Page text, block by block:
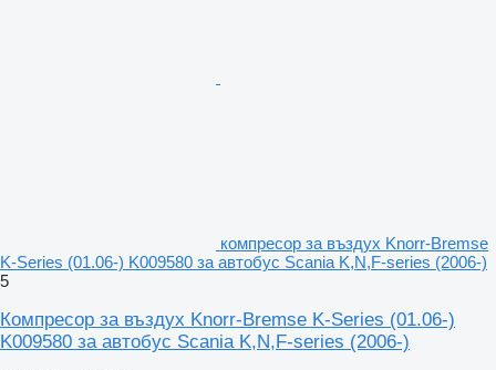
компресор за въздух Knorr-Bremse
K-Series (01.06-) K009580 за автобус Scania K,N,F-series (2006-)
5
Компресор за въздух Knorr-Bremse K-Series (01.06-)
K009580 за автобус Scania K,N,F-series (2006-)